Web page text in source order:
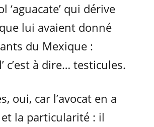
‘aguacate’ qui dérive
lui avaient donné
du Mexique :
c’est à dire… testicules.
oui, car l’avocat en a
la particularité : il